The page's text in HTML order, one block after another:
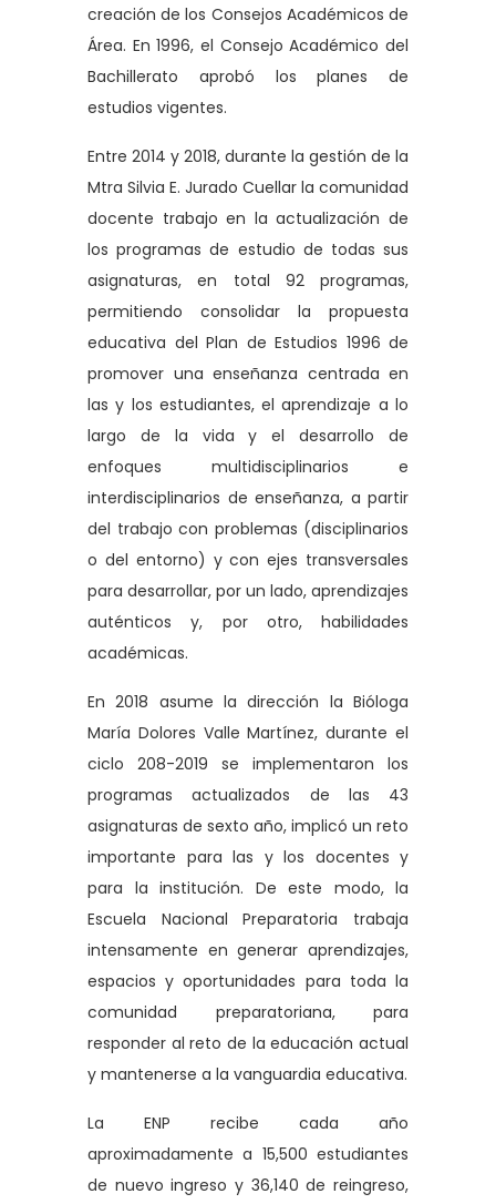
creación de los Consejos Académicos de
Área. En 1996, el Consejo Académico del
Bachillerato aprobó los planes de
estudios vigentes.
Entre 2014 y 2018, durante la gestión de la
Mtra Silvia E. Jurado Cuellar la comunidad
docente trabajo en la actualización de
los programas de estudio de todas sus
asignaturas, en total 92 programas,
permitiendo consolidar la propuesta
educativa del Plan de Estudios 1996 de
promover una enseñanza centrada en
las y los estudiantes, el aprendizaje a lo
largo de la vida y el desarrollo de
enfoques multidisciplinarios e
interdisciplinarios de enseñanza, a partir
del trabajo con problemas (disciplinarios
o del entorno) y con ejes transversales
para desarrollar, por un lado, aprendizajes
auténticos y, por otro, habilidades
académicas.
En 2018 asume la dirección la Bióloga
María Dolores Valle Martínez, durante el
ciclo 208-2019 se implementaron los
programas actualizados de las 43
asignaturas de sexto año, implicó un reto
importante para las y los docentes y
para la institución. De este modo, la
Escuela Nacional Preparatoria trabaja
intensamente en generar aprendizajes,
espacios y oportunidades para toda la
comunidad preparatoriana, para
responder al reto de la educación actual
y mantenerse a la vanguardia educativa.
La ENP recibe cada año
aproximadamente a 15,500 estudiantes
de nuevo ingreso y 36,140 de reingreso,